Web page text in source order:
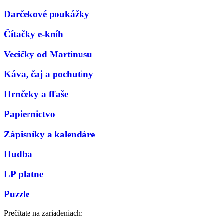
Darčekové poukážky
Čítačky e-kníh
Vecičky od Martinusu
Káva, čaj a pochutiny
Hrnčeky a fľaše
Papiernictvo
Zápisníky a kalendáre
Hudba
LP platne
Puzzle
Prečítate na zariadeniach: